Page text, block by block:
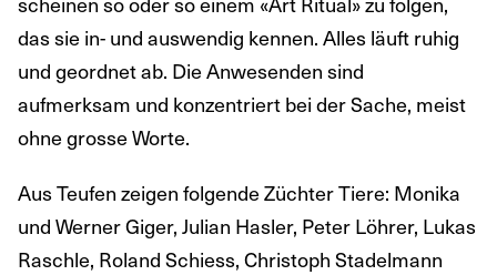
das sie in- und auswendig kennen. Alles läuft ruhig
und geordnet ab. Die Anwesenden sind
aufmerksam und konzentriert bei der Sache, meist
ohne grosse Worte.
Aus Teufen zeigen folgende Züchter Tiere: Monika
und Werner Giger, Julian Hasler, Peter Löhrer, Lukas
Raschle, Roland Schiess, Christoph Stadelmann